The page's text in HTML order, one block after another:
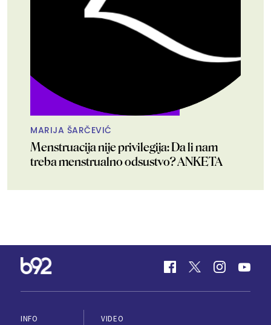
MARIJA ŠARČEVIĆ
Menstruacija nije privilegija: Da li nam
treba menstrualno odsustvo? ANKETA
INFO
VIDEO